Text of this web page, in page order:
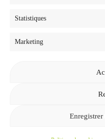
Statistiques
Marketing
Enregistrer